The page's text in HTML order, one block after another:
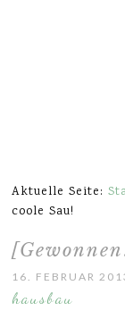
Aktuelle Seite:
coole Sau!
16. FEBRUAR
hausbau